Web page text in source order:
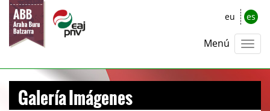
eu es
Menú
Galería Imágenes